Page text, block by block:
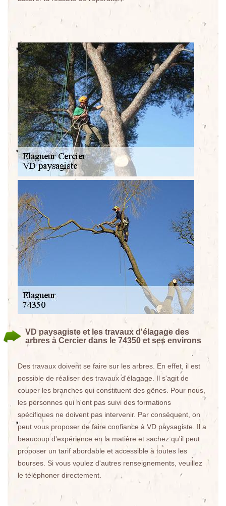
VD paysagiste et les travaux d'élagage des
arbres à Cercier dans le 74350 et ses environs
Des travaux doivent se faire sur les arbres. En effet, il est
possible de réaliser des travaux d'élagage. Il s'agit de
couper les branches qui constituent des gênes. Pour nous,
les personnes qui n'ont pas suivi des formations
spécifiques ne doivent pas intervenir. Par conséquent, on
peut vous proposer de faire confiance à VD paysagiste. Il a
beaucoup d'expérience en la matière et sachez qu'il peut
proposer un tarif abordable et accessible à toutes les
bourses. Si vous voulez d'autres renseignements, veuillez
le téléphoner directement.